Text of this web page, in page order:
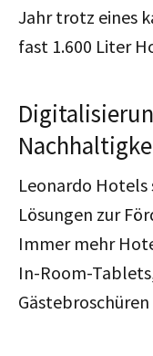
Jahr trotz eines
fast 1.600 Liter
Leonardo
Lösungen zur
Immer mehr
In-Room-